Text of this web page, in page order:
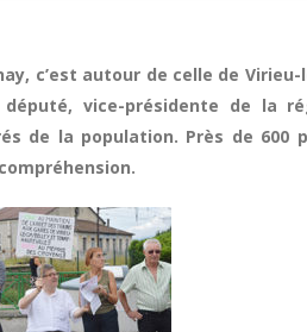
c’est autour de celle de
vice-présidente de la
de la population. Près de 600